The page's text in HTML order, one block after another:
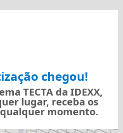
chegou!
TECTA da IDEXX,
lugar, receba os
momento.